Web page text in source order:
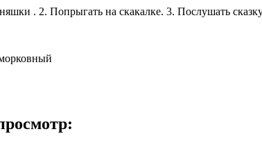
. 2. Попрыгать на скакалке. 3. Послушать